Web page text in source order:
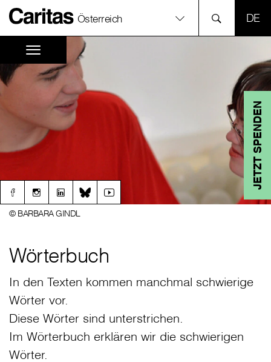
Österreich
JETZT SPENDEN
Wörterbuch
© BARBARA GINDL
In den Texten kommen manchmal schwierige
Wörter vor.
Diese Wörter sind unterstrichen.
Im Wörterbuch erklären wir die schwierigen
Wörter.